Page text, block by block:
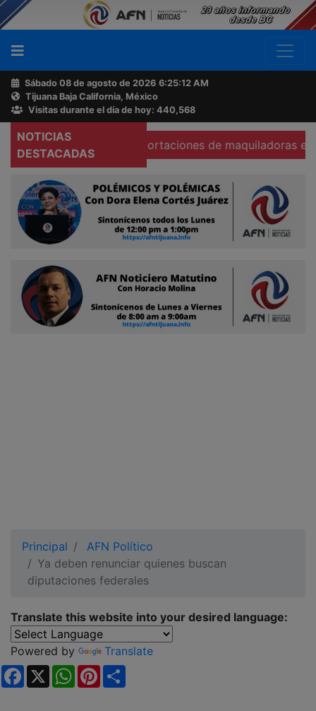
Sábado 08 de agosto de 2026 6:25:14 AM
Tijuana Baja California, México
Visitas durante el día de hoy: 440,568
NOTICIAS
DESTACADAS
37% exportaciones de maquiladoras en Tecate
Principal
AFN Político
Ya deben renunciar quienes buscan
diputaciones federales
Translate this website into your desired language:
Powered by
Translate
Facebook
X WhatsApp
Pinterest
Buscador
Acerca
de
AFN
Ventas
Contacto
Reportero
Ciudadano